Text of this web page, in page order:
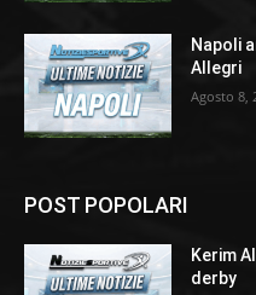
Napoli
Allegri
Agosto 8,
POST POPOLARI
Kerim
derby